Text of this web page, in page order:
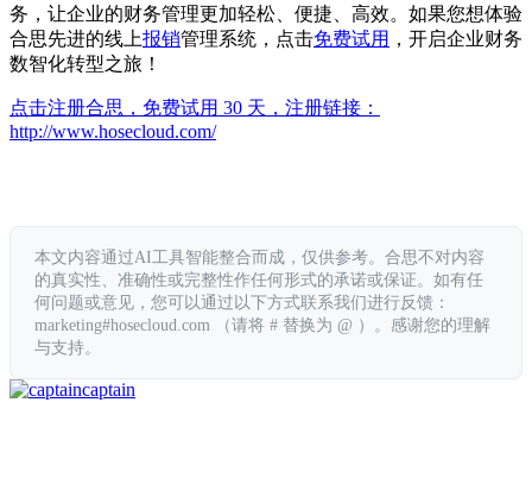
务，让企业的财务管理更加轻松、便捷、高效。如果您想体验
合思先进的线上报销管理系统，点击免费试用 ，开启企业财务
数智化转型之旅！
点击注册合思，免费试用 30 天，注册链接：
http://www.hosecloud.com/
本文内容通过AI工具智能整合而成，仅供参考。合思不对内容
的真实性、准确性或完整性作任何形式的承诺或保证。如有任
何问题或意见，您可以通过以下方式联系我们进行反馈：
marketing#hosecloud.com （请将 # 替换为 @ ）。感谢您的理解
与支持。
captain